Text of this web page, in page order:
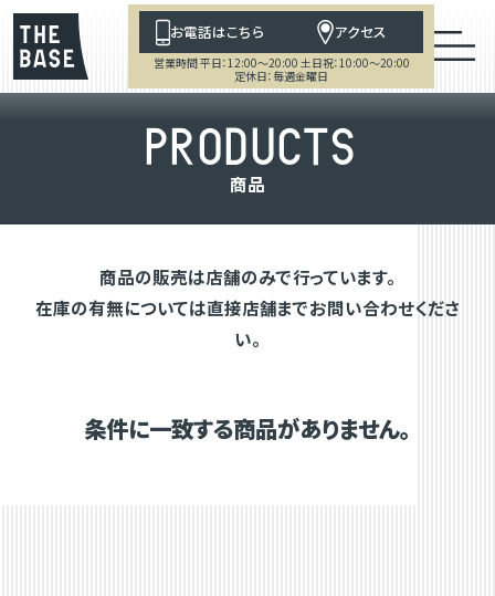
お電話はこちら アクセス
営業時間 平日：12:00～20:00 土日祝：10:00～20:00
定休日：毎週金曜日
PRODUCTS
商品
商品の販売は店舗のみで行っています。
在庫の有無については直接店舗までお問い合わせくださ
い。
条件に一致する商品がありません。